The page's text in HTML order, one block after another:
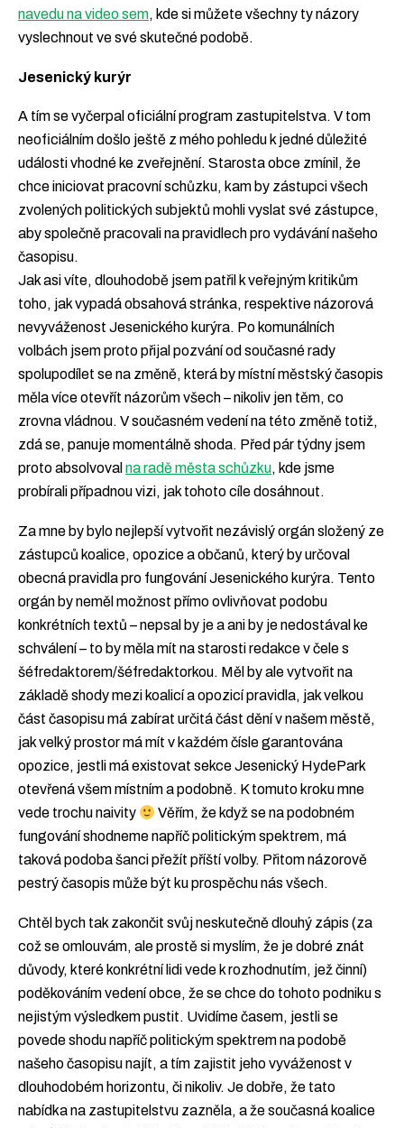
navedu na video sem, kde si můžete všechny ty názory
vyslechnout ve své skutečné podobě.
Jesenický kurýr
A tím se vyčerpal oficiální program zastupitelstva. V tom
neoficiálním došlo ještě z mého pohledu k jedné důležité
události vhodné ke zveřejnění. Starosta obce zmínil, že
chce iniciovat pracovní schůzku, kam by zástupci všech
zvolených politických subjektů mohli vyslat své zástupce,
aby společně pracovali na pravidlech pro vydávání našeho
časopisu.
Jak asi víte, dlouhodobě jsem patřil k veřejným kritikům
toho, jak vypadá obsahová stránka, respektive názorová
nevyváženost Jesenického kurýra. Po komunálních
volbách jsem proto přijal pozvání od současné rady
spolupodílet se na změně, která by místní městský časopis
měla více otevřít názorům všech – nikoliv jen těm, co
zrovna vládnou. V současném vedení na této změně totiž,
zdá se, panuje momentálně shoda. Před pár týdny jsem
proto absolvoval na radě města schůzku, kde jsme
probírali případnou vizi, jak tohoto cíle dosáhnout.
Za mne by bylo nejlepší vytvořit nezávislý orgán složený ze
zástupců koalice, opozice a občanů, který by určoval
obecná pravidla pro fungování Jesenického kurýra. Tento
orgán by neměl možnost přímo ovlivňovat podobu
konkrétních textů – nepsal by je a ani by je nedostával ke
schválení – to by měla mít na starosti redakce v čele s
šéfredaktorem/šéfredaktorkou. Měl by ale vytvořit na
základě shody mezi koalicí a opozicí pravidla, jak velkou
část časopisu má zabírat určitá část dění v našem městě,
jak velký prostor má mít v každém čísle garantována
opozice, jestli má existovat sekce Jesenický HydePark
otevřená všem místním a podobně. K tomuto kroku mne
vede trochu naivity
Věřím, že když se na podobném
fungování shodneme napříč politickým spektrem, má
taková podoba šanci přežít příští volby. Přitom názorově
pestrý časopis může být ku prospěchu nás všech.
Chtěl bych tak zakončit svůj neskutečně dlouhý zápis (za
což se omlouvám, ale prostě si myslím, že je dobré znát
důvody, které konkrétní lidi vede k rozhodnutím, jež činní)
poděkováním vedení obce, že se chce do tohoto podniku s
nejistým výsledkem pustit. Uvidíme časem, jestli se
povede shodu napříč politickým spektrem na podobě
našeho časopisu najít, a tím zajistit jeho vyváženost v
dlouhodobém horizontu, či nikoliv. Je dobře, že tato
nabídka na zastupitelstvu zazněla, a že současná koalice